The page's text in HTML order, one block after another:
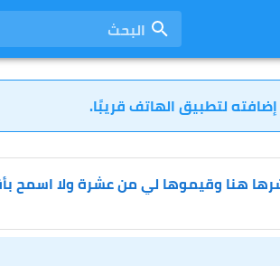
البحث
لتطبيق الهاتف قريبًا.
هنا وقيموها لي من عشرة ولا اسمح